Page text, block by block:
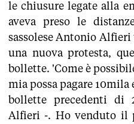
le chiusure legate alla
aveva preso le
sassolese Antonio
una nuova protesta,
bollette. 'Come è
mia possa pagare
bollette precedenti di
Alfieri -. Ho venduto il